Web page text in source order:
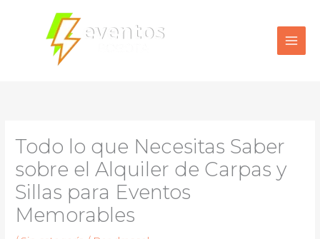
contenido
Todo lo que Necesitas Saber
sobre el Alquiler de Carpas y
Sillas para Eventos
Memorables